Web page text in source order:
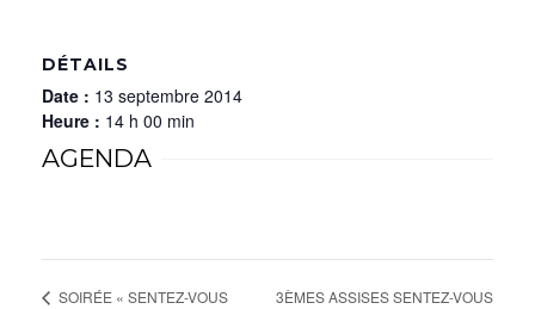
DÉTAILS
Date : 13 septembre 2014
Heure : 14 h 00 min
AGENDA
SOIRÉE « SENTEZ-VOUS
3ÈMES ASSISES SENTEZ-VOUS